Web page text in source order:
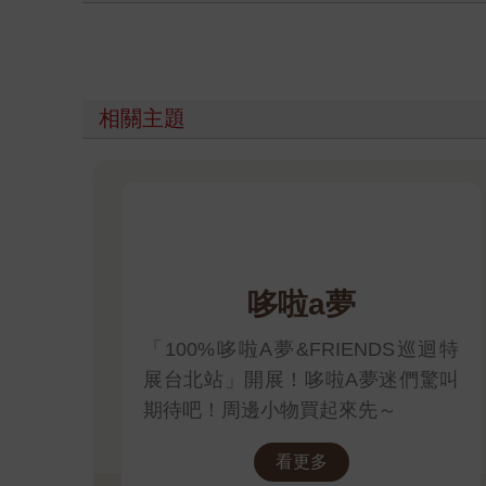
相關主題
哆啦a夢
「100%哆啦A夢&FRIENDS巡迴特
展台北站」開展！哆啦A夢迷們驚叫
期待吧！周邊小物買起來先～
看更多